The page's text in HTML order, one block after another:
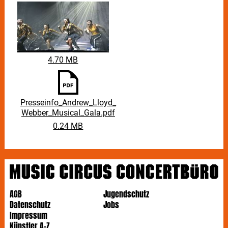
4.70 MB
Presseinfo_Andrew_Lloyd_
Webber_Musical_Gala.pdf
0.24 MB
AGB
Datenschutz
Impressum
Jugendschutz
Jobs